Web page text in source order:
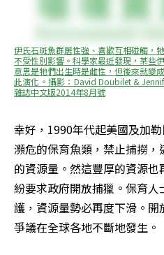
伊氏石斑魚群居性強、喜歡互相碰觸，
不受性別影響。科學家最近發現，某些
意思是牠們出生時是雌性，但後來就變
此演化。攝影：David Doubilet &
雜誌中文版2014年8月號
幸好，1990年代起美國及加
瀕危的保育魚類，禁止捕撈
的資源量。然這豐厚的資源
紛要求政府開放捕獵。保育
護，資源量勢必再度下滑。
爭議在全球各地不斷地發生。